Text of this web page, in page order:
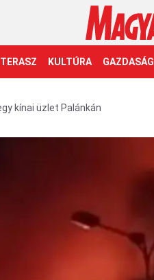
TERASZ KULTÚRA GAZDASÁG
kínai üzlet Palánkán